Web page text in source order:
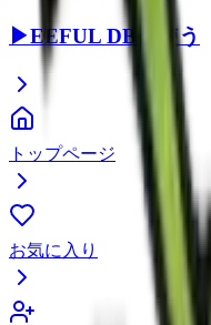
▶EEFUL DBを使う
トップページ
お気に入り